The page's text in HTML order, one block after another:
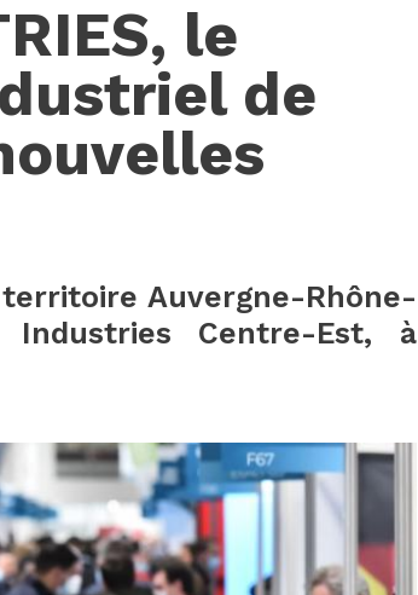
le
de
territoire Auvergne-Rhône-
Centre-Est, à